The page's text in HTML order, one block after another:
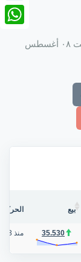
سعر دولار إسترالي فى كريدى أجريكول السبت ٠٨ أغسطس
بيع الحركة
35.530 منذ 3 أيام